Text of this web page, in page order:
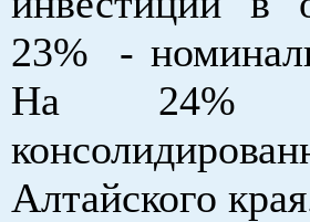
23% -
На 24%
Алтайского